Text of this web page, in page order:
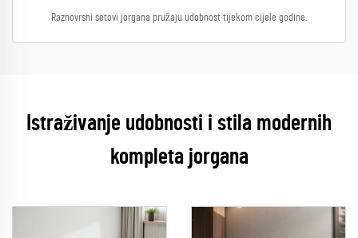
Raznovrsni setovi jorgana pružaju udobnost tijekom cijele godine.
Istraživanje udobnosti i stila modernih
kompleta jorgana